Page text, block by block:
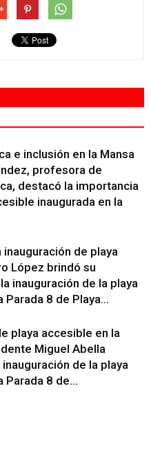
e inclusión en la Mansa
profesora de
destacó la importancia
inaugurada en la
de playa
López brindó su
inauguración de la playa
Parada 8 de Playa...
playa accesible en la
Miguel Abella
de la playa
Parada 8 de...